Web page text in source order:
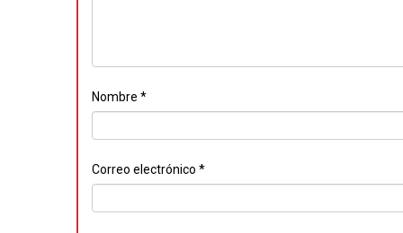
Nombre *
Correo electrónico *